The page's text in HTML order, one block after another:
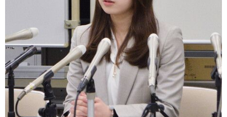
Le japonais
En plus
Données official SNS